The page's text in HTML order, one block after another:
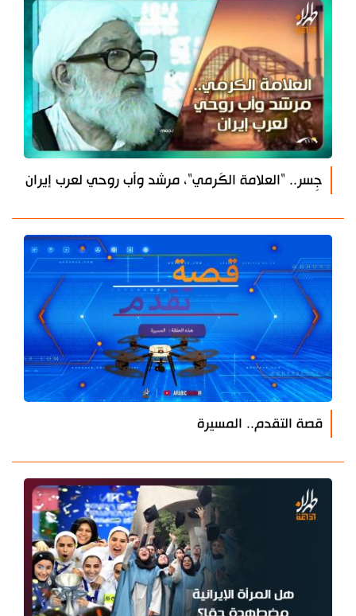
جِسر.. "العلامة الكَرمي"، مرشد وأب روحي لعرب إيران
قصة التقدم.. المسيرة